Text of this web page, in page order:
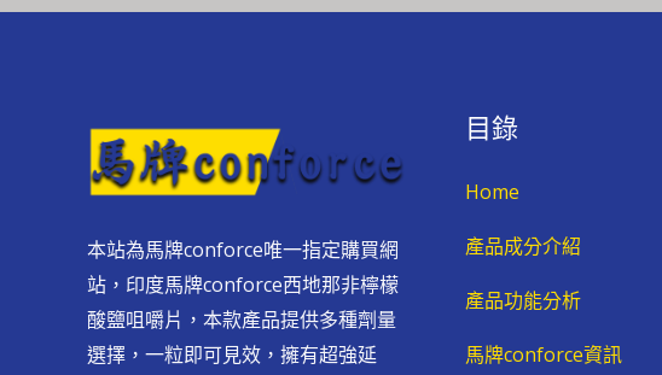
本站為馬牌conforce唯一指定購買網
站，印度馬牌conforce西地那非檸檬
酸鹽咀嚼片，本款產品提供多種劑量
選擇，一粒即可見效，擁有超強延
目錄
Home
產品成分介紹
產品功能分析
馬牌conforce資訊